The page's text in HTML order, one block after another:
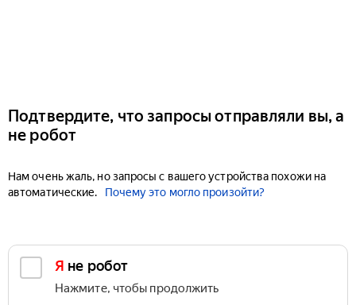
Подтвердите, что запросы отправляли вы, а
не робот
Нам очень жаль, но запросы с вашего устройства похожи на
автоматические.
Почему это могло произойти?
Я не робот
Нажмите, чтобы продолжить